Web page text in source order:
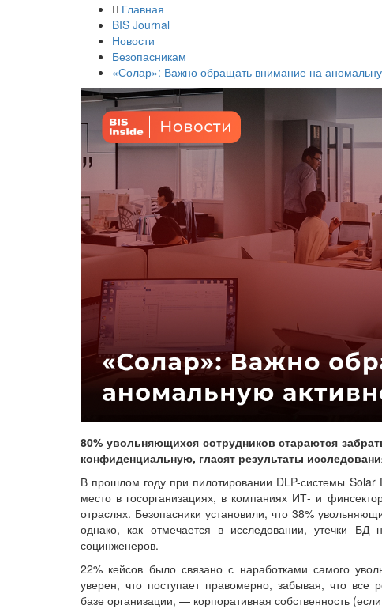
Главная
BIS Journal
Новости
Безопасникам
«Солар»: Важно обращать внимание на
80% увольняющихся сотрудников стараются
конфиденциальную, гласят результаты
В прошлом году при пилотировании DLP-системы
место в госорганизациях, в компаниях ИТ- и
отраслях. Безопасники установили, что 38%
однако, как отмечается в исследовании, утечки БД
социнженеров.
22% кейсов было связано с наработками самого
уверен, что поступает правомерно, забывая, что все
базе организации, — корпоративная собственность